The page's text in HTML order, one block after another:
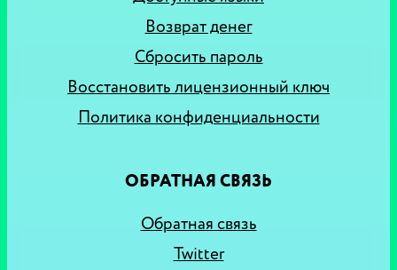
Возврат денег
Сбросить пароль
Восстановить лицензионный ключ
Политика конфиденциальности
ОБРАТНАЯ СВЯЗЬ
Обратная связь
Twitter